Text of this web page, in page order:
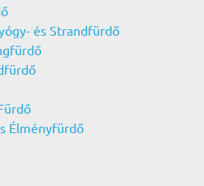
és Strandfürdő
Élményfürdő